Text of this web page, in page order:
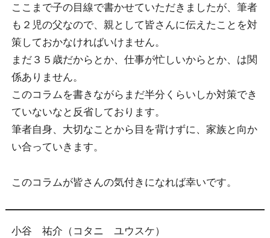
ここまで子の目線で書かせていただきましたが、筆者
も２児の父なので、親として皆さんに伝えたことを対
策しておかなければいけません。
まだ３５歳だからとか、仕事が忙しいからとか、は関
係ありません。
このコラムを書きながらまだ半分くらいしか対策でき
ていないなと反省しております。
筆者自身、大切なことから目を背けずに、家族と向か
い合っていきます。
このコラムが皆さんの気付きになれば幸いです。
小谷 祐介（コタニ ユウスケ）